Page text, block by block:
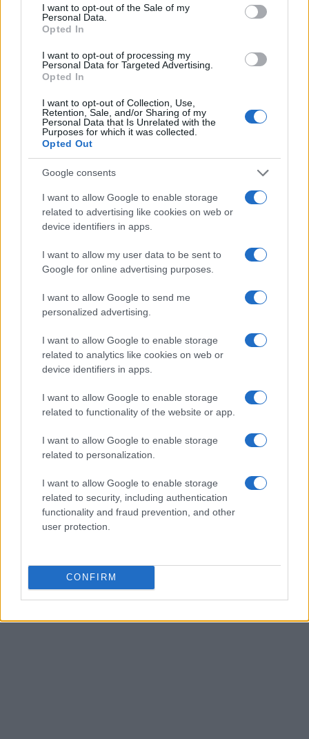
consent section.
I want to opt-out of the Sale of my
Personal Data.
Opted In
I want to opt-out of processing my
Personal Data for Targeted Advertising.
Opted In
I want to opt-out of Collection, Use,
Retention, Sale, and/or Sharing of my
Personal Data that Is Unrelated with the
Purposes for which it was collected.
Opted Out
Google consents
I want to allow Google to enable storage
related to advertising like cookies on web or
device identifiers in apps.
I want to allow my user data to be sent to
Google for online advertising purposes.
I want to allow Google to send me
personalized advertising.
I want to allow Google to enable storage
related to analytics like cookies on web or
device identifiers in apps.
I want to allow Google to enable storage
related to functionality of the website or app.
I want to allow Google to enable storage
related to personalization.
I want to allow Google to enable storage
related to security, including authentication
functionality and fraud prevention, and other
user protection.
CONFIRM
protesici in condizioni controllate.
Realtà virtuale
consente di simulare scenari complessi e di
raccogliere risposte psicofisiologiche prima di
passare a sperimentazioni cliniche e studi di
pazienti e accelera la validazione delle soluzioni
tecnologiche.
di un arto artificiale dipende sia dalritmo
che dalla
tecnica. Programmare una protesi perché si muova
dispositivo avanzato in un’estensione accettata del
specialist, osserva che i dati suggeriscono la
necessità di protocolli ripetibili e metriche
oggettive per integrare queste evidenze nei criteri
di progettazione e negli standard operativi.
AUTORE